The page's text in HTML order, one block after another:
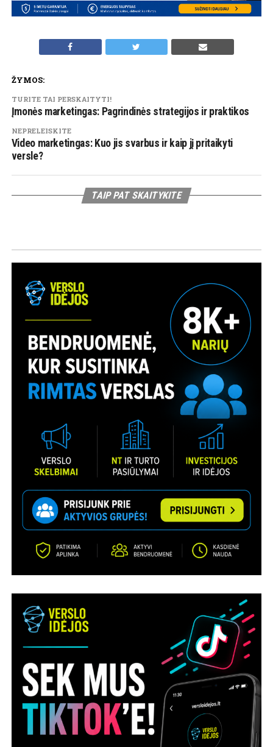
ŽYMOS:
TURITE TAI PERSKAITYTI!
Įmonės marketingas: Pagrindinės strategijos ir praktikos
NEPRELEISKITE
Video marketingas: Kuo jis svarbus ir kaip jį pritaikyti
versle?
TAIP PAT SKAITYKITE